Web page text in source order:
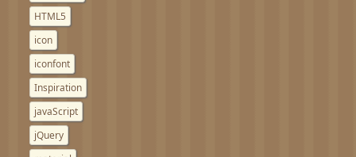
HTML5
icon
iconfont
Inspiration
javaScript
jQuery